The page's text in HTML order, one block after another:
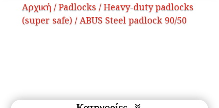
Αρχική / Padlocks / Heavy-duty padlocks
(super safe) / ABUS Steel padlock 90/50